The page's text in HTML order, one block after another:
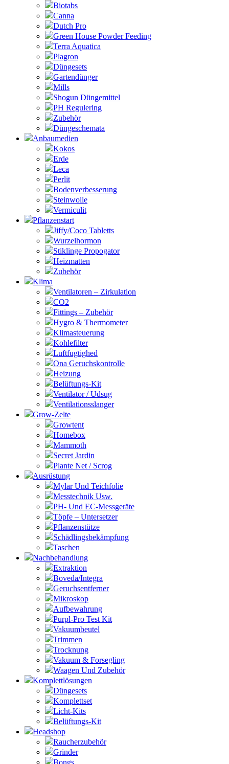
Biotabs
Canna
Dutch Pro
Green House Powder Feeding
Terra Aquatica
Plagron
Düngesets
Gartendünger
Mills
Shogun Düngemittel
PH Regulering
Zubehör
Düngeschemata
Anbaumedien
Kokos
Erde
Leca
Perlit
Bodenverbesserung
Steinwolle
Vermiculit
Pflanzenstart
Jiffy/Coco Tabletts
Wurzelhormon
Stiklinge Propogator
Heizmatten
Zubehör
Klima
Ventilatoren – Zirkulation
CO2
Fittings – Zubehör
Hygro & Thermometer
Klimasteuerung
Kohlefilter
Luftfugtighed
Ona Geruchskontrolle
Heizung
Belüftungs-Kit
Ventilator / Udsug
Ventilationsslanger
Grow-Zelte
Growtent
Homebox
Mammoth
Secret Jardin
Plante Net / Scrog
Ausrüstung
Mylar Und Teichfolie
Messtechnik Usw.
PH- Und EC-Messgeräte
Töpfe – Untersetzer
Pflanzenstütze
Schädlingsbekämpfung
Taschen
Nachbehandlung
Extraktion
Boveda/Integra
Geruchsentferner
Mikroskop
Aufbewahrung
Purpl-Pro Test Kit
Vakuumbeutel
Trimmen
Trocknung
Vakuum & Forsegling
Waagen Und Zubehör
Komplettlösungen
Düngesets
Komplettset
Licht-Kits
Belüftungs-Kit
Headshop
Raucherzubehör
Grinder
Bongs